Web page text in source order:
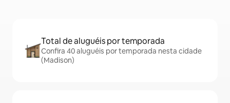
Total de aluguéis por temporada
Confira 40 aluguéis por temporada nesta cidade
(Madison)